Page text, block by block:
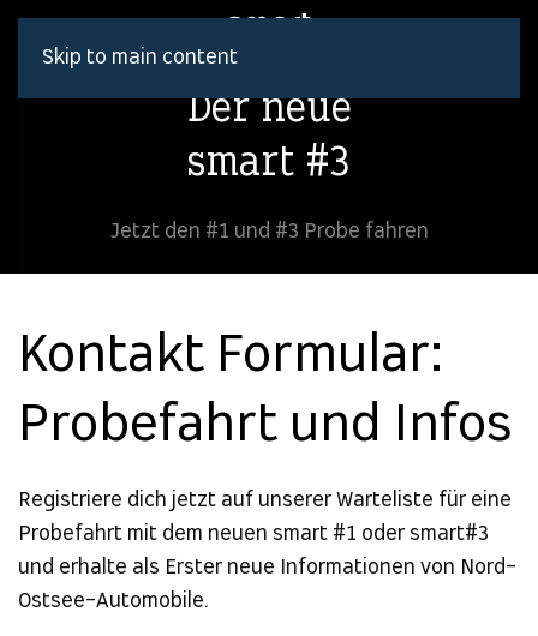
Skip to main content
SMART #2
SMART #3
SMART #5
FAHRZEUGBÖRSE
UNSERE CENTER
ANSPRECHPARTNER
Der neue
smart #3
Jetzt den #1 und #3 Probe fahren
Kontakt Formular:
Probefahrt und Infos
Registriere dich jetzt auf unserer Warteliste für eine
Probefahrt mit dem neuen smart #1 oder smart#3
und erhalte als Erster neue Informationen von Nord-
Ostsee-Automobile.